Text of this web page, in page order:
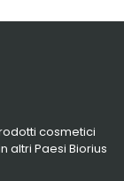
cosmetici
altri Paesi Biorius